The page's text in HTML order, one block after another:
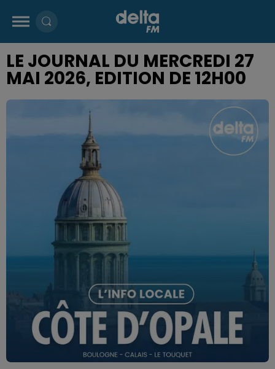
LE JOURNAL DU MERCREDI 27
MAI 2026, EDITION DE 12H00